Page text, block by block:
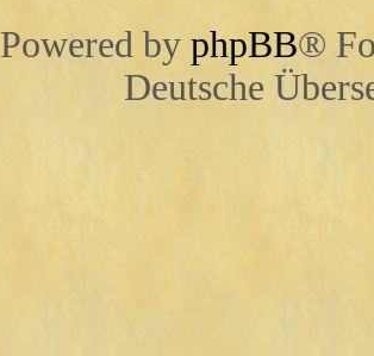
Powered by phpBB®
Deutsche